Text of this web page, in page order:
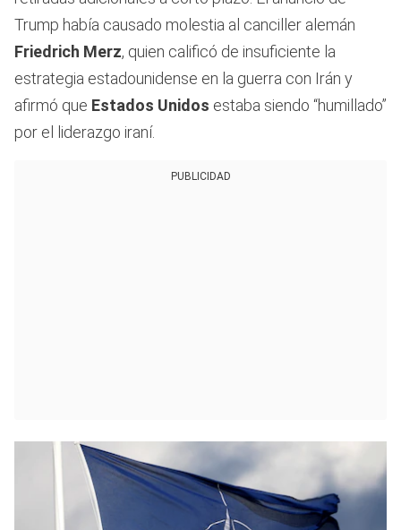
Trump había causado molestia al canciller alemán
Friedrich Merz, quien calificó de insuficiente la
estrategia estadounidense en la guerra con Irán y
afirmó que Estados Unidos estaba siendo “humillado”
por el liderazgo iraní.
PUBLICIDAD